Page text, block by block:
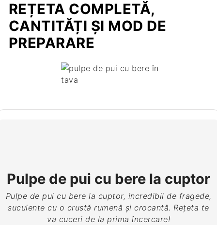
REȚETA COMPLETĂ,
CANTITĂȚI ȘI MOD DE
PREPARARE
Pulpe de pui cu bere la cuptor
Pulpe de pui cu bere la cuptor, incredibil de fragede,
suculente cu o crustă rumenă și crocantă. Rețeta te
va cuceri de la prima încercare!